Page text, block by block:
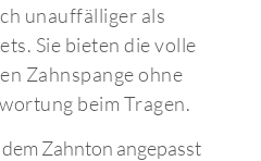
unauffälliger als
Sie bieten die volle
Zahnspange ohne
beim Tragen.
Zahnton angepasst